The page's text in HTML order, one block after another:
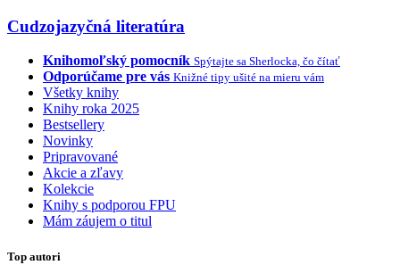
Cudzojazyčná literatúra
Knihomoľský pomocník Spýtajte sa Sherlocka, čo čítať
Odporúčame pre vás Knižné tipy ušité na mieru vám
Všetky knihy
Knihy roka 2025
Bestsellery
Novinky
Pripravované
Akcie a zľavy
Kolekcie
Knihy s podporou FPU
Mám záujem o titul
Top autori